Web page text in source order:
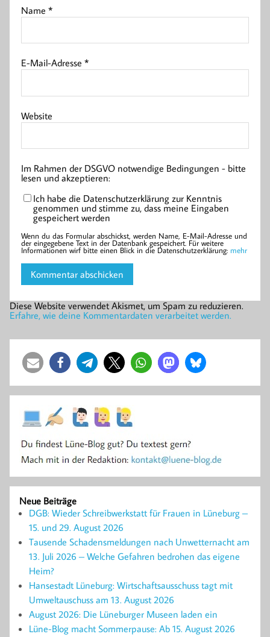
Name*
E-Mail-Adresse*
Website
Im Rahmen der DSGVO notwendige Bedingungen - bitte
lesen und akzeptieren:
Ich habe die Datenschutzerklärung zur Kenntnis
genommen und stimme zu, dass meine Eingaben
gespeichert werden
Wenn du das Formular abschickst, werden Name, E-Mail-Adresse und
der eingegebene Text in der Datenbank gespeichert. Für weitere
Informationen wirf bitte einen Blick in die Datenschutzerklärung: mehr
Diese Website verwendet Akismet, um Spam zu reduzieren.
Erfahre, wie deine Kommentardaten verarbeitet werden.
Neue Beiträge
DGB: Wieder Schreibwerkstatt für Frauen in Lüneburg –
15. und 29. August 2026
Tausende Schadensmeldungen nach Unwetternacht am
13. Juli 2026 – Welche Gefahren bedrohen das eigene
Heim?
Hansestadt Lüneburg: Wirtschaftsausschuss tagt mit
Umweltauschuss am 13. August 2026
August 2026: Die Lüneburger Museen laden ein
Lüne-Blog macht Sommerpause: Ab 15. August 2026